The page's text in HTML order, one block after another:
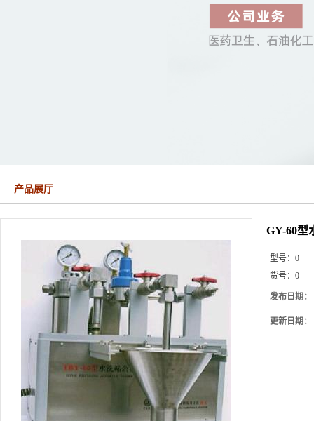
产品展厅
GY-60型
型号： 0
货号： 0
发布日期：
更新日期：